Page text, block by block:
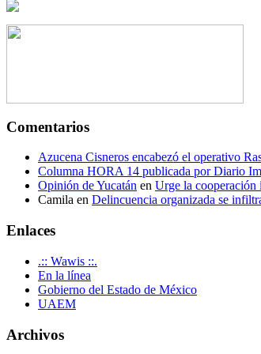
Comentarios
Azucena Cisneros encabezó el operativo
Columna HORA 14 publicada por Diario
Opinión de Yucatán en Urge la cooperación
Camila en Delincuencia organizada se
Enlaces
.:: Wawis ::.
En la línea
Gobierno del Estado de México
UAEM
Archivos